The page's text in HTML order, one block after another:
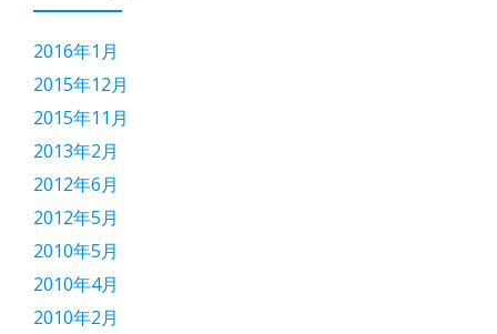
2016年1月
2015年12月
2015年11月
2013年2月
2012年6月
2012年5月
2010年5月
2010年4月
2010年2月